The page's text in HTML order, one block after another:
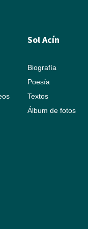
Sol Acín
Biografía
Poesía
Textos
Álbum de fotos